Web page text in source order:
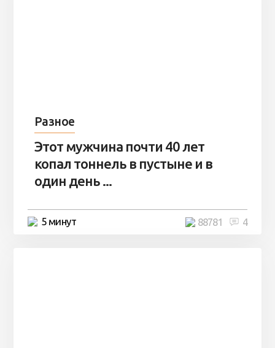
Разное
Этот мужчина почти 40 лет
копал тоннель в пустыне и в
один день ...
5 минут 4
88781